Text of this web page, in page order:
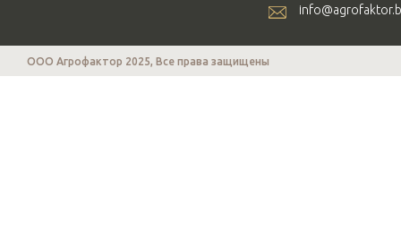
ООО Агрофактор 2025, Все права защищены